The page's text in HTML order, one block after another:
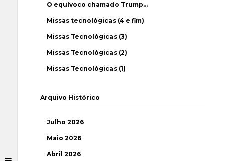
O equívoco chamado Trump…
Missas tecnológicas (4 e fim)
Missas Tecnológicas (3)
Missas Tecnológicas (2)
Missas Tecnológicas (1)
Arquivo Histórico
Julho 2026
Maio 2026
Abril 2026